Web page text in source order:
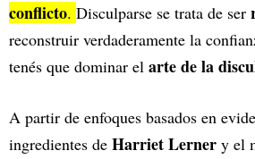
conflicto. Disculparse se trata de ser
reconstruir verdaderamente la
tenés que dominar el arte de la
A partir de enfoques basados en
ingredientes de Harriet Lerner y el